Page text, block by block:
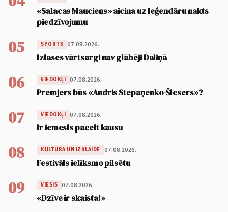
«Salacas Mauciens» aicina uz leģendāru nakts
piedzīvojumu
05 SPORTS 07.08.2026.
Izlases vārtsargi nav glābēji Daliņā
06 VIEDOKĻI 07.08.2026.
Premjers būs «Andris Stepaņenko-Šlesers»?
07 VIEDOKĻI 07.08.2026.
Ir iemesls pacelt kausu
08 KULTŪRA UN IZKLAIDE 07.08.2026.
Festivāls ielīksmo pilsētu
09 VIESIS 07.08.2026.
«Dzīve ir skaista!»